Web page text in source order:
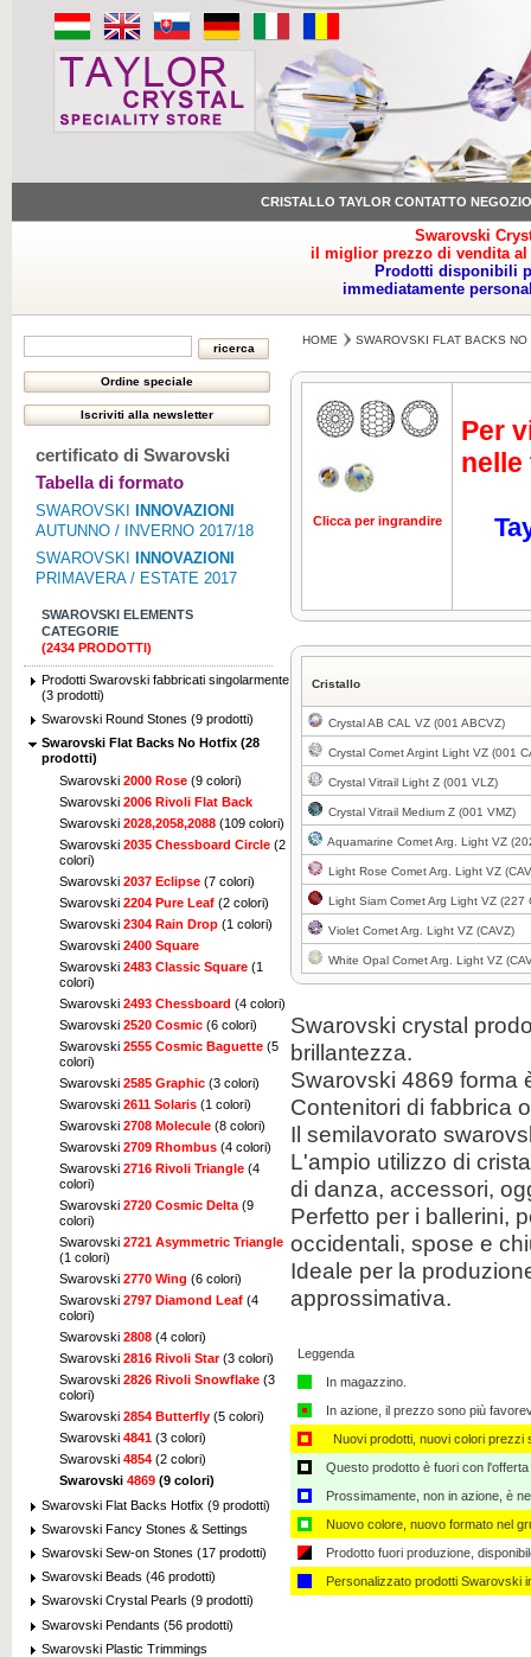
CRISTALLO TAYLOR CONTATTO NEGOZIO
Swarovski
il miglior prezzo di vendita
Prodotti disponibili
immediatamente
certificato di Swarovski
Tabella di formato
SWAROVSKI
INNOVAZIONI
AUTUNNO / INVERNO 2017/18
SWAROVSKI
INNOVAZIONI
PRIMAVERA / ESTATE 2017
SWAROVSKI ELEMENTS
CATEGORIE
(2434 PRODOTTI)
Prodotti Swarovski fabbricati singolarmente
(3 prodotti)
Swarovski Round Stones (9 prodotti)
Swarovski Flat Backs No Hotfix (28
prodotti)
Swarovski 2000 Rose (9 colori)
Swarovski 2006 Rivoli Flat Back
Swarovski 2028,2058,2088 (109 colori)
Swarovski 2035 Chessboard Circle (2
colori)
Swarovski 2037 Eclipse (7 colori)
Swarovski 2204 Pure Leaf (2 colori)
Swarovski 2304 Rain Drop (1 colori)
Swarovski 2400 Square
Swarovski 2483 Classic Square (1
colori)
Swarovski 2493 Chessboard (4 colori)
Swarovski 2520 Cosmic (6 colori)
Swarovski 2555 Cosmic Baguette (5
colori)
Swarovski 2585 Graphic (3 colori)
Swarovski 2611 Solaris (1 colori)
Swarovski 2708 Molecule (8 colori)
Swarovski 2709 Rhombus (4 colori)
Swarovski 2716 Rivoli Triangle (4
colori)
Swarovski 2720 Cosmic Delta (9
colori)
Swarovski 2721 Asymmetric Triangle
(1 colori)
Swarovski 2770 Wing (6 colori)
Swarovski 2797 Diamond Leaf (4
colori)
Swarovski 2808 (4 colori)
Swarovski 2816 Rivoli Star(3 colori)
Swarovski 2826 Rivoli Snowflake (3
colori)
Swarovski 2854 Butterfly (5 colori)
Swarovski 4841 (3 colori)
Swarovski 4854 (2 colori)
Swarovski 4869 (9 colori)
Swarovski Flat Backs Hotfix (9 prodotti)
Swarovski Fancy Stones & Settings
Swarovski Sew-on Stones (17 prodotti)
Swarovski Beads (46 prodotti)
Swarovski Crystal Pearls (9 prodotti)
Swarovski Pendants (56 prodotti)
Swarovski Plastic Trimmings
HOME SWAROVSKI FLAT BACKS NO
Clicca per ingrandire Clicca per
Per
nelle
Cristallo
Crystal AB CAL VZ (001 ABCVZ)
Crystal Comet Argint Light VZ (001
Crystal Vitrail Light Z (001 VLZ)
Crystal Vitrail Medium Z (001 VMZ)
Aquamarine Comet Arg. Light VZ
Light Rose Comet Arg. Light VZ
Light Siam Comet Arg Light VZ (227
Violet Comet Arg. Light VZ (CAVZ)
White Opal Comet Arg. Light VZ
Swarovski crystal
brillantezza.
Swarovski 4869 forma
Contenitori di fabbrica
Il semilavorato
L'ampio utilizzo di
di danza, accessori,
Perfetto per i ballerini,
occidentali, spose e
Ideale per la
approssimativa.
Leggenda
In magazzino.
In azione, il prezzo sono più
Nuovi prodotti, nuovi colori prezzi
Questo prodotto è fuori con
Prossimamente, non in azione, è
Nuovo colore, nuovo formato nel
Prodotto fuori produzione,
Personalizzato ​​prodotti Swarovski